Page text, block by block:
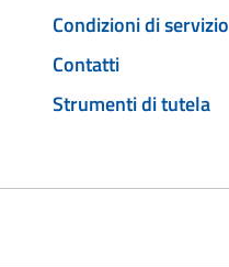
Condizioni di servizio
Contatti
Strumenti di tutela